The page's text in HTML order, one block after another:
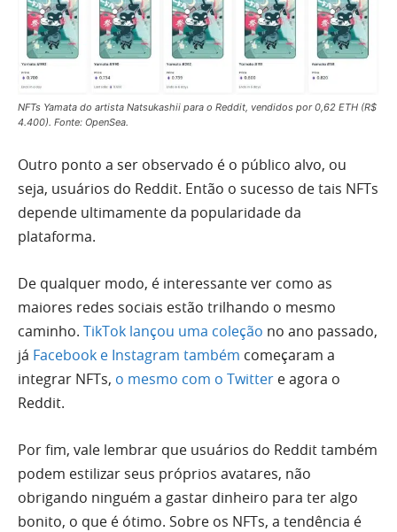
NFTs Yamata do artista Natsukashii para o Reddit, vendidos por 0,62 ETH (R$
4.400). Fonte: OpenSea.
Outro ponto a ser observado é o público alvo, ou
seja, usuários do Reddit. Então o sucesso de tais NFTs
depende ultimamente da popularidade da
plataforma.
De qualquer modo, é interessante ver como as
maiores redes sociais estão trilhando o mesmo
caminho. TikTok lançou uma coleção no ano passado,
já Facebook e Instagram também começaram a
integrar NFTs, o mesmo com o Twitter e agora o
Reddit.
Por fim, vale lembrar que usuários do Reddit também
podem estilizar seus próprios avatares, não
obrigando ninguém a gastar dinheiro para ter algo
bonito, o que é ótimo. Sobre os NFTs, a tendência é